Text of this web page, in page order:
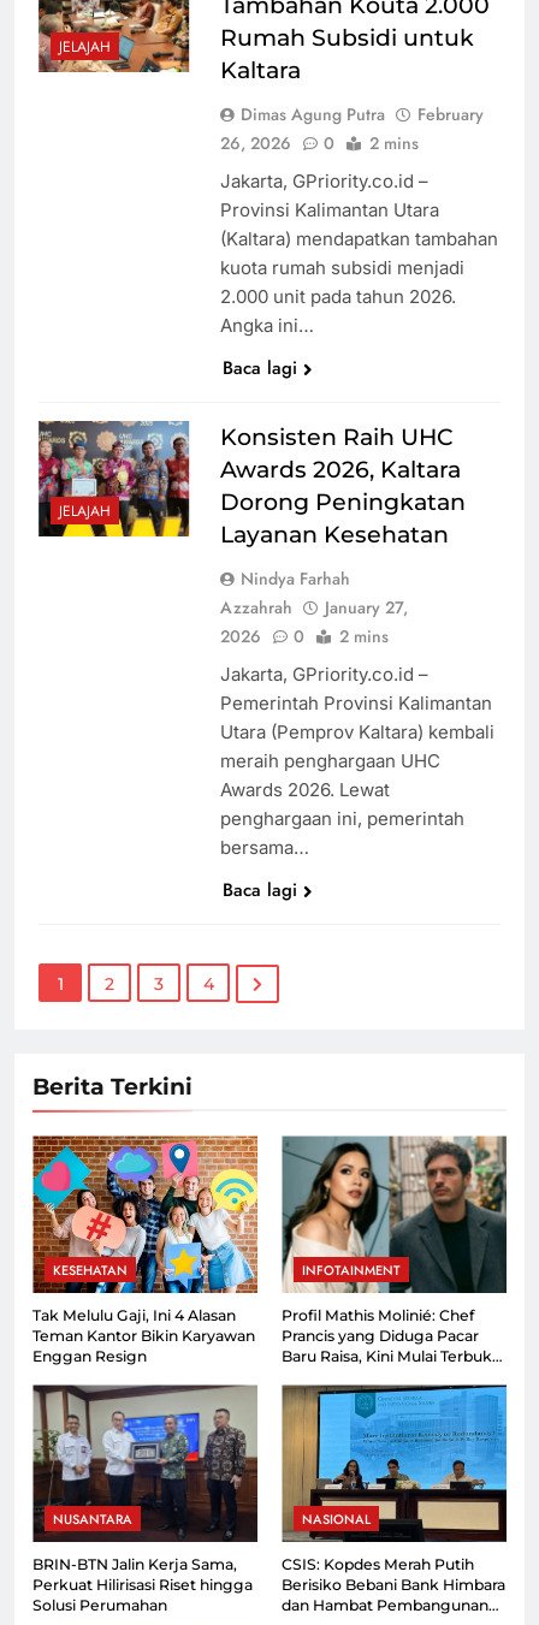
JELAJAH
Tambahan Kouta 2.000
Rumah Subsidi untuk
Kaltara
Dimas Agung Putra
February
26, 2026
0 2 mins
Jakarta, GPriority.co.id –
Provinsi Kalimantan Utara
(Kaltara) mendapatkan tambahan
kuota rumah subsidi menjadi
2.000 unit pada tahun 2026.
Angka ini…
Baca lagi
JELAJAH
Konsisten Raih UHC
Awards 2026, Kaltara
Dorong Peningkatan
Layanan Kesehatan
Nindya Farhah
Azzahrah
January 27,
2026
0 2 mins
Jakarta, GPriority.co.id –
Pemerintah Provinsi Kalimantan
Utara (Pemprov Kaltara) kembali
meraih penghargaan UHC
Awards 2026. Lewat
penghargaan ini, pemerintah
bersama…
Baca lagi
1 2 3 4
Berita Terkini
KESEHATAN
Tak Melulu Gaji, Ini 4 Alasan
Teman Kantor Bikin Karyawan
Enggan Resign
INFOTAINMENT
Profil Mathis Molinié: Chef
Prancis yang Diduga Pacar
Baru Raisa, Kini Mulai Terbuka
NUSANTARA
BRIN-BTN Jalin Kerja Sama,
Perkuat Hilirisasi Riset hingga
Solusi Perumahan
NASIONAL
CSIS: Kopdes Merah Putih
Berisiko Bebani Bank Himbara
dan Hambat Pembangunan